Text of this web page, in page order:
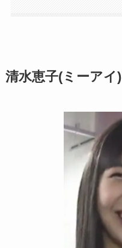
清水恵子(ミーアイ